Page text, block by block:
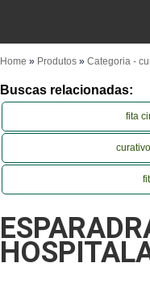
Home » Produtos » Categoria -
Buscas relacionadas:
fita